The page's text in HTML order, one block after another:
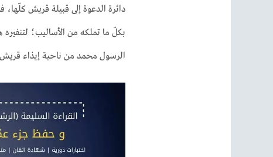
دائرة الدعوة إلى قبيلة قريش
بكلّ ما تملكه من الأساليب؛
الرسول محمد من ناحية إيذاء